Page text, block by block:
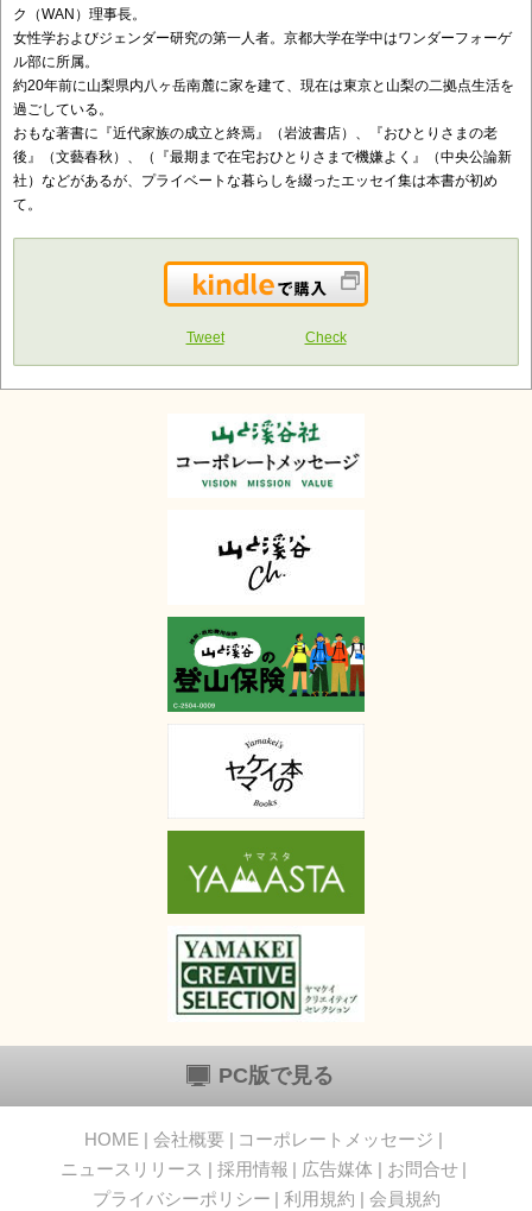
ク（WAN）理事長。
女性学およびジェンダー研究の第一人者。京都大学在学中はワンダーフォーゲ
ル部に所属。
約20年前に山梨県内八ヶ岳南麓に家を建て、現在は東京と山梨の二拠点生活を
過ごしている。
おもな著書に『近代家族の成立と終焉』（岩波書店）、『おひとりさまの老
後』（文藝春秋）、（『最期まで在宅おひとりさまで機嫌よく』（中央公論新
社）などがあるが、プライベートな暮らしを綴ったエッセイ集は本書が初め
て。
Kindleで購入
Tweet Check
PC版で見る
HOME 会社概要
コーポレートメッセージ
ニュースリリース
採用情報 広告媒体
お問合せ
プライバシーポリシー
利用規約 会員規約